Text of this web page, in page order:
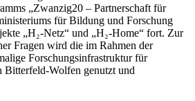
„Zwanzig20 – Partnerschaft für
für Bildung und Forschung
„H₂-Netz“ und „H₂-Home“ fort. Zur
Fragen wird die im Rahmen der
Forschungsinfrastruktur für
Bitterfeld-Wolfen genutzt und